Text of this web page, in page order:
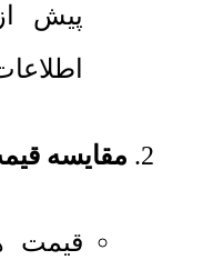
پیش
مقایسه
قیمت